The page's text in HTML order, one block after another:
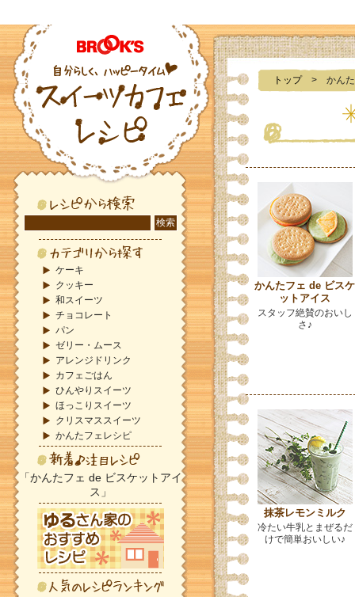
トップ> かんた
かんたフェ de ビスケ
ットアイス
スタッフ絶賛のおいし
さ♪
抹茶レモンミルク
冷たい牛乳とまぜるだ
けで簡単おいしい♪
ケーキ
クッキー
和スイーツ
チョコレート
パン
ゼリー・ムース
アレンジドリンク
カフェごはん
ひんやりスイーツ
ほっこりスイーツ
クリスマススイーツ
かんたフェレシピ
「かんたフェ de ビスケットアイ
ス」